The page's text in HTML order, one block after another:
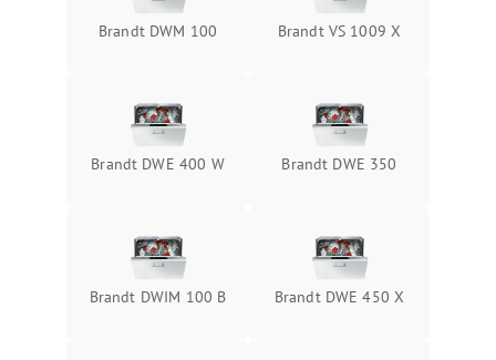
Brandt DWM 100 Brandt VS 1009 X
Brandt DWE 400 W Brandt DWE 350
Brandt DWIM 100 B Brandt DWE 450 X